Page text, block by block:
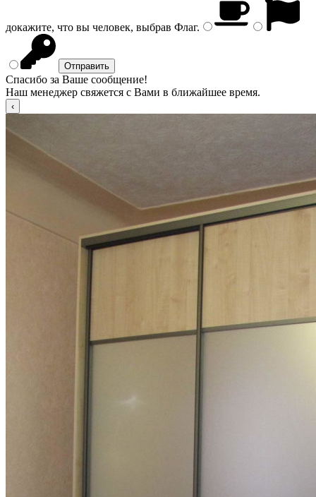
докажите, что вы человек, выбрав Флаг.
Спасибо за Ваше сообщение!
Наш менеджер свяжется с Вами в ближайшее время.